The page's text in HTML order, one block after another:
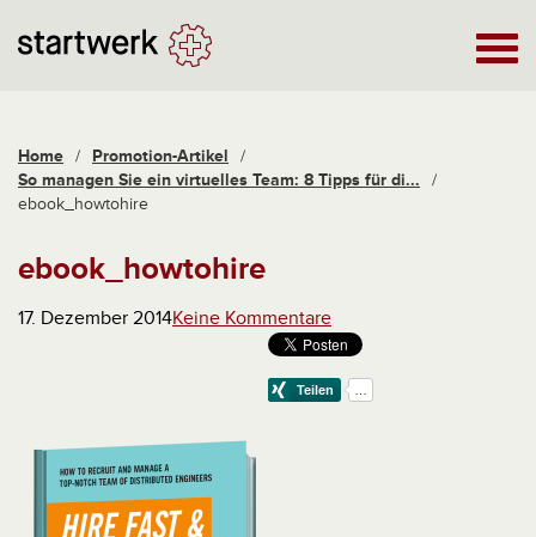
Home / Promotion-Artikel
/
So managen Sie ein virtuelles Team: 8 Tipps für di...
/
ebook_howtohire
ebook_howtohire
17. Dezember 2014Keine Kommentare